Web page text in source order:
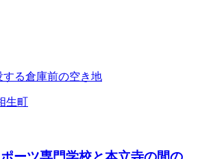
る倉庫前の空き地
生町